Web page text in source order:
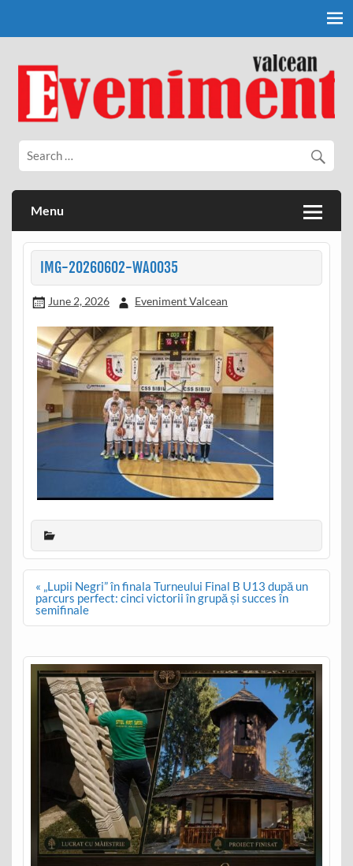
Eveniment Valcean
Menu
IMG-20260602-WA0035
June 2, 2026 Eveniment Valcean
Post
navigation
« „Lupii Negri” în finala Turneului Final B U13 după un
parcurs perfect: cinci victorii în grupă și succes în
semifinale